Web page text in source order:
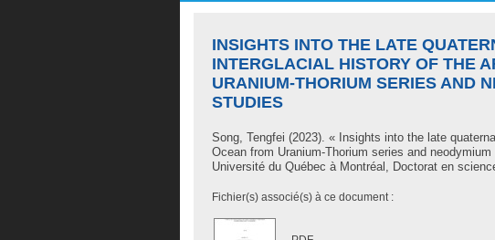
INSIGHTS INTO THE LATE
INTERGLACIAL HISTORY OF THE
URANIUM-THORIUM SERIES AND
STUDIES
Song, Tengfei (2023). « Insights into the late
Ocean from Uranium-Thorium series and
Université du Québec à Montréal, Doctorat en
Fichier(s) associé(s) à ce document :